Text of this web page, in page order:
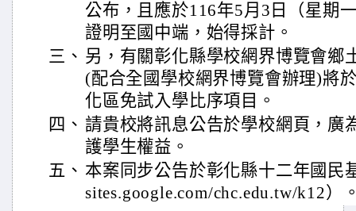
公布，且應於116年5月3日（星期
證明至國中端，始得採計。
三、 另，有關彰化縣學校網界博覽會鄉
(配合全國學校網界博覽會辦理)將
化區免試入學比序項目。
四、 請貴校將訊息公告於學校網頁，廣
護學生權益。
五、 本案同步公告於彰化縣十二年國民
sites.google.com/chc.edu.tw/k12）